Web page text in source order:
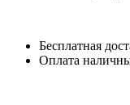
Бесплатная
Оплата